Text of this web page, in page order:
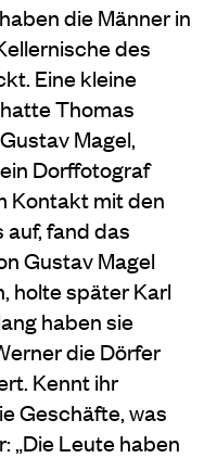
die Männer in
des
Eine kleine
Thomas
Magel,
Dorffotograf
Kontakt mit den
auf, fand das
Gustav Magel
holte später Karl
haben sie
die Dörfer
Kennt ihr
Geschäfte, was
„Die Leute haben